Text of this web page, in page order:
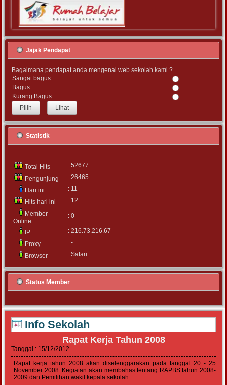
Jajak Pendapat
Bagaimana pendapat anda mengenai web sekolah kami ?
Sangat bagus
Bagus
Kurang Bagus
Lihat
Statistik
Total Hits
: 52677
Pengunjung
: 26465
Hari ini
: 11
Hits hari ini
: 12
Member
Online
: 0
IP
: 216.73.216.67
Proxy
: -
Browser
: Safari
Status Member
Info Sekolah
Rapat Kerja Tahun 2008
Tanggal : 15/12/2012
Rapat kerja tahun 2008 akan diselenggarakan pada tanggal 20 - 25
November 2008. Kegiatan akan membahas tentang RAPBS tahun 2008-
2009 dan Pemilihan wakil kepala sekolah.